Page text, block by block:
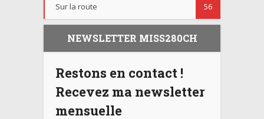
Sur la route 56
NEWSLETTER MISS280CH
Restons en contact !
Recevez ma newsletter
mensuelle